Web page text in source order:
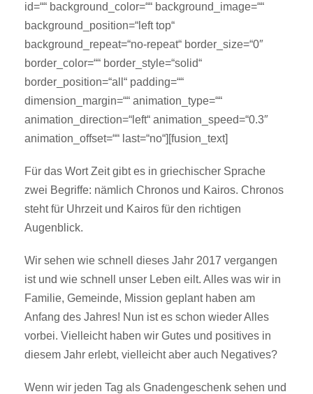
id=““ background_color=““ background_image=““
background_position=“left top“
background_repeat=“no-repeat“ border_size=“0″
border_color=““ border_style=“solid“
border_position=“all“ padding=““
dimension_margin=““ animation_type=““
animation_direction=“left“ animation_speed=“0.3″
animation_offset=““ last=“no“][fusion_text]
Für das Wort Zeit gibt es in griechischer Sprache
zwei Begriffe: nämlich Chronos und Kairos. Chronos
steht für Uhrzeit und Kairos für den richtigen
Augenblick.
Wir sehen wie schnell dieses Jahr 2017 vergangen
ist und wie schnell unser Leben eilt. Alles was wir in
Familie, Gemeinde, Mission geplant haben am
Anfang des Jahres! Nun ist es schon wieder Alles
vorbei. Vielleicht haben wir Gutes und positives in
diesem Jahr erlebt, vielleicht aber auch Negatives?
Wenn wir jeden Tag als Gnadengeschenk sehen und